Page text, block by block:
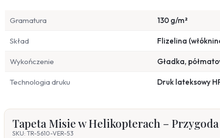
Gramatura 130 g/m²
Skład Flizelina
Wykończenie Gładka,
Technologia druku Druk lateksowy
Tapeta Misie w Helikopterach –
SKU: TR-5610-VER-53